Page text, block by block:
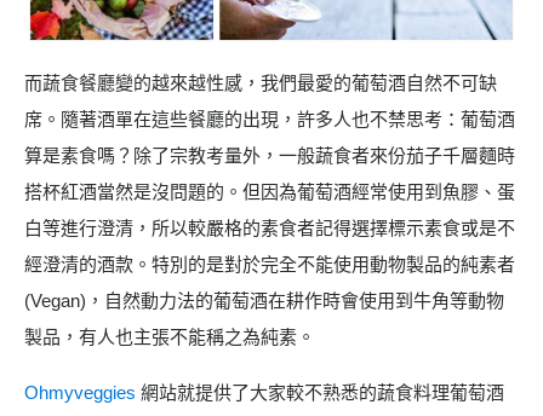
而蔬食餐廳變的越來越性感，我們最愛的葡萄酒自然不可缺
席。隨著酒單在這些餐廳的出現，許多人也不禁思考：葡萄酒
算是素食嗎？除了宗教考量外，一般蔬食者來份茄子千層麵時
搭杯紅酒當然是沒問題的。但因為葡萄酒經常使用到魚膠、蛋
白等進行澄清，所以較嚴格的素食者記得選擇標示素食或是不
經澄清的酒款。特別的是對於完全不能使用動物製品的純素者
(Vegan)，自然動力法的葡萄酒在耕作時會使用到牛角等動物
製品，有人也主張不能稱之為純素。
Ohmyveggies 網站就提供了大家較不熟悉的蔬食料理葡萄酒